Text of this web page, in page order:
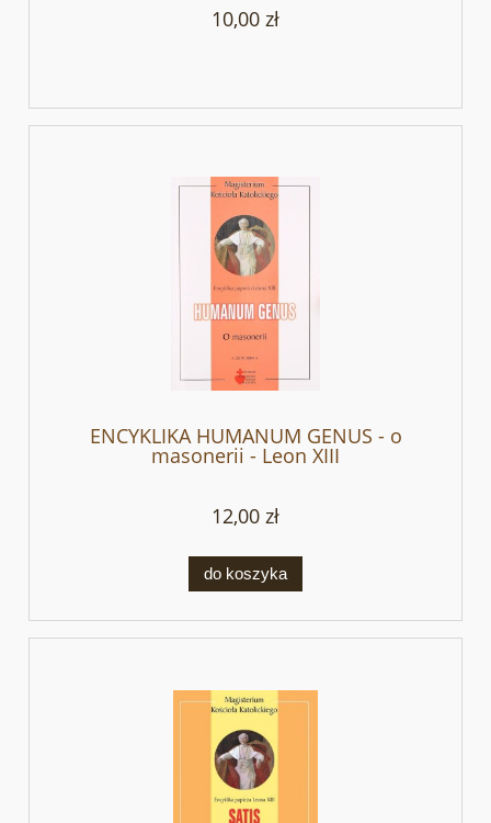
10,00 zł
ENCYKLIKA HUMANUM GENUS - o
masonerii - Leon XIII
12,00 zł
do koszyka